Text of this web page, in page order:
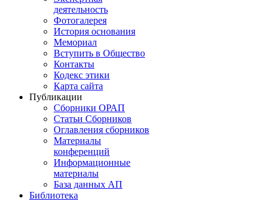
деятельность
Фотогалерея
История основания
Мемориал
Вступить в Общество
Контакты
Кодекс этики
Карта сайта
Публикации
Сборники ОРАП
Статьи Сборников
Оглавления сборников
Материалы
конференций
Информационные
материалы
База данных АП
Библиотека